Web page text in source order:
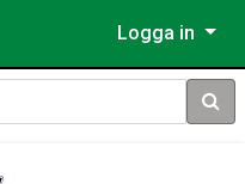
Logga in
Sök